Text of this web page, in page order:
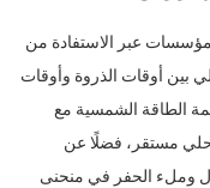
عبر الاستفادة من
بين أوقات الذروة وأوقات
الطاقة الشمسية مع
مستقر، فضلًا عن
وملء الحفر في منحنى